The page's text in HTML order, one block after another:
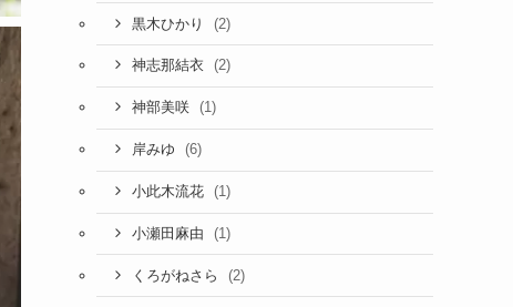
黒木ひかり (2)
神志那結衣 (2)
神部美咲 (1)
岸みゆ (6)
小此木流花 (1)
小瀬田麻由 (1)
くろがねさら (2)